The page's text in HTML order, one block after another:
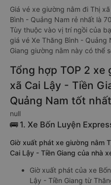
Giá vé xe giường nằm đi Thị
Bình - Quảng Nam rẻ nhất là
Tùy thuộc vào vị trí ngồi của
giá vé Xe Thăng Bình - Quảng
Giang giường nằm này có thể
Tổng hợp TOP 2
xã Cai Lậy - Tiền
Quảng Nam tốt
null
🚌 1. Xe Bốn Luyện
Giờ xuất phát xe giường nằm
Cai Lậy - Tiền Giang của nhà
Giờ xuất phát của xe
Lậy - Tiền Giang từ